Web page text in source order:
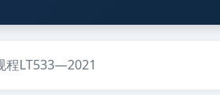
程LT533—2021